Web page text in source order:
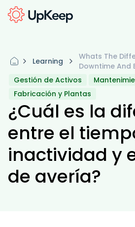
Learning
Whats The
Downtime And
Gestión de Activos
Fabricación y Plantas
¿Cuál es la
entre el
inactividad y
de avería?